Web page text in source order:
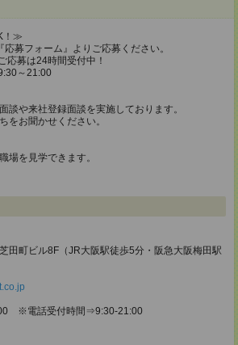
！≫
応募フォーム』よりご応募ください。
募は24時間受付中！
～21:00
談や来社登録面談を実施しております。
お聞かせください。
を見学できます。
町ビル8F（JR大阪駅徒歩5分・阪急大阪梅田駅
※電話受付時間⇒9:30-21:00